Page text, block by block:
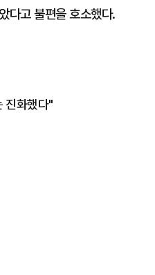
다고 불편을 호소했다.
진화했다"